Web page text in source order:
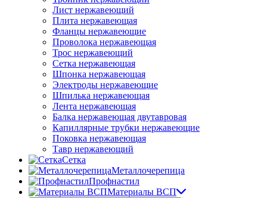
Лист нержавеющий
Плита нержавеющая
Фланцы нержавеющие
Проволока нержавеющая
Трос нержавеющий
Сетка нержавеющая
Шпонка нержавеющая
Электроды нержавеющие
Шпилька нержавеющая
Лента нержавеющая
Балка нержавеющая двутавровая
Капиллярные трубки нержавеющие
Поковка нержавеющая
Тавр нержавеющий
Сетка
Металлочерепица
Профнастил
Материалы ВСП